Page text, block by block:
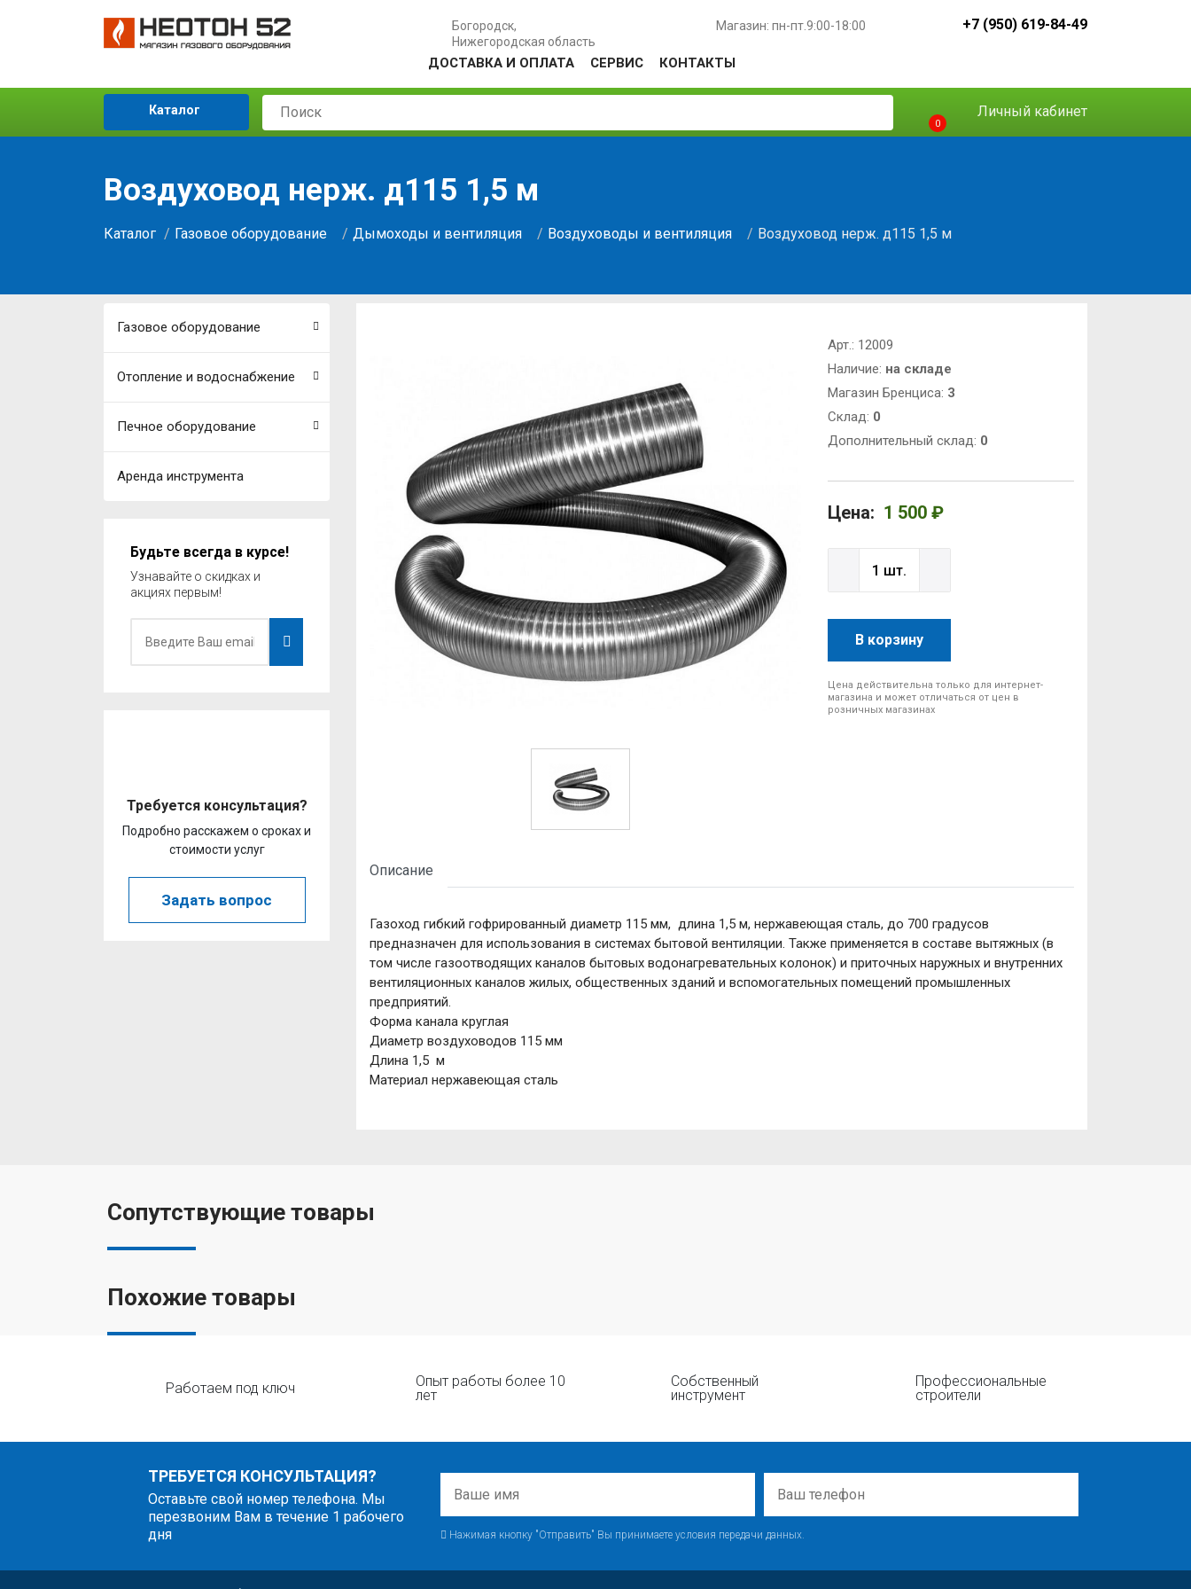
Богородск,
Нижегородская область
Магазин: пн-пт.9:00-18:00 +7 (950) 619-84-49
ДОСТАВКА И ОПЛАТА СЕРВИС КОНТАКТЫ
Каталог
0
Личный кабинет
Воздуховод нерж. д115 1,5 м
Каталог Газовое оборудование Дымоходы и вентиляция Воздуховоды и вентиляция Воздуховод нерж. д115 1,5 м
Газовое оборудование
Отопление и водоснабжение
Печное оборудование
Аренда инструмента
Будьте всегда в курсе!
Узнавайте о скидках и
акциях первым!
Требуется консультация?
Подробно расскажем о сроках и
стоимости услуг
Задать вопрос
Арт.: 12009
Наличие: на складе
Магазин Бренциса: 3
Cклад: 0
Дополнительный склад: 0
Цена: 1 500 ₽
В корзину
Цена действительна только для интернет-
магазина и может отличаться от цен в
розничных магазинах
Описание
Газоход гибкий гофрированный диаметр 115 мм, длина 1,5 м, нержавеющая сталь, до 700 градусов
предназначен для использования в системах бытовой вентиляции. Также применяется в составе вытяжных (в
том числе газоотводящих каналов бытовых водонагревательных колонок) и приточных наружных и внутренних
вентиляционных каналов жилых, общественных зданий и вспомогательных помещений промышленных
предприятий.
Форма канала круглая
Диаметр воздуховодов 115 мм
Длина 1,5 м
Материал нержавеющая сталь
Сопутствующие товары
Похожие товары
Работаем под ключ
Опыт работы более 10
лет
Собственный
инструмент
Профессиональные
строители
ТРЕБУЕТСЯ КОНСУЛЬТАЦИЯ?
Оставьте свой номер телефона. Мы
перезвоним Вам в течение 1 рабочего
дня
Нажимая кнопку "Отправить" Вы принимаете условия передачи данных.